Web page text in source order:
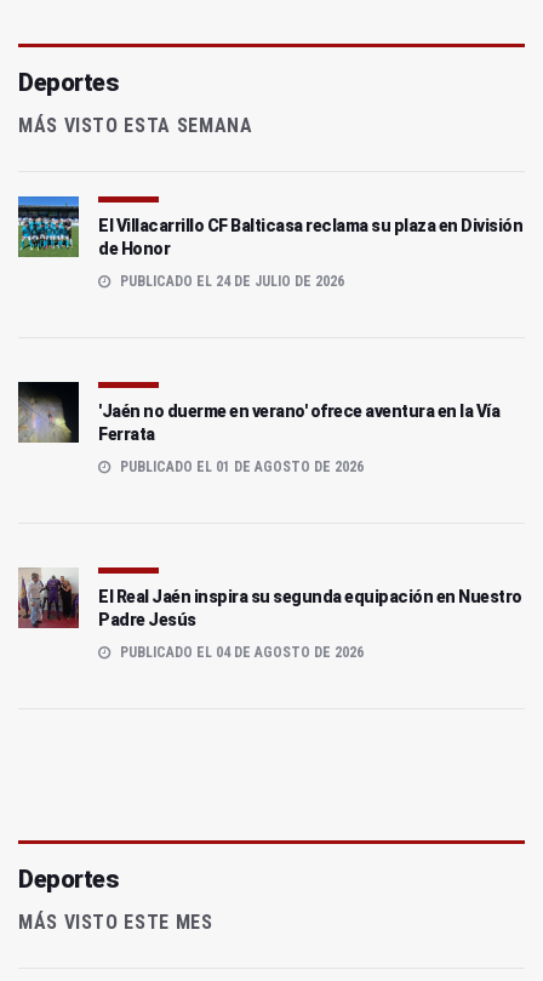
Deportes
MÁS VISTO ESTA SEMANA
El Villacarrillo CF Balticasa reclama su plaza en División
de Honor
PUBLICADO EL 24 DE JULIO DE 2026
'Jaén no duerme en verano' ofrece aventura en la Vía
Ferrata
PUBLICADO EL 01 DE AGOSTO DE 2026
El Real Jaén inspira su segunda equipación en Nuestro
Padre Jesús
PUBLICADO EL 04 DE AGOSTO DE 2026
Deportes
MÁS VISTO ESTE MES